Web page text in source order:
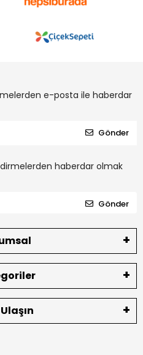
e-posta ile haberdar
Gönder
haberdar olmak
Gönder